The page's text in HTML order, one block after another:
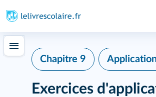
Chapitre 9
Exercices